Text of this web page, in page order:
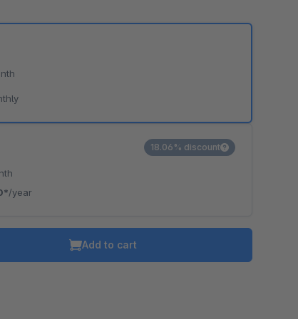
/year
18.06% discount
Add to cart